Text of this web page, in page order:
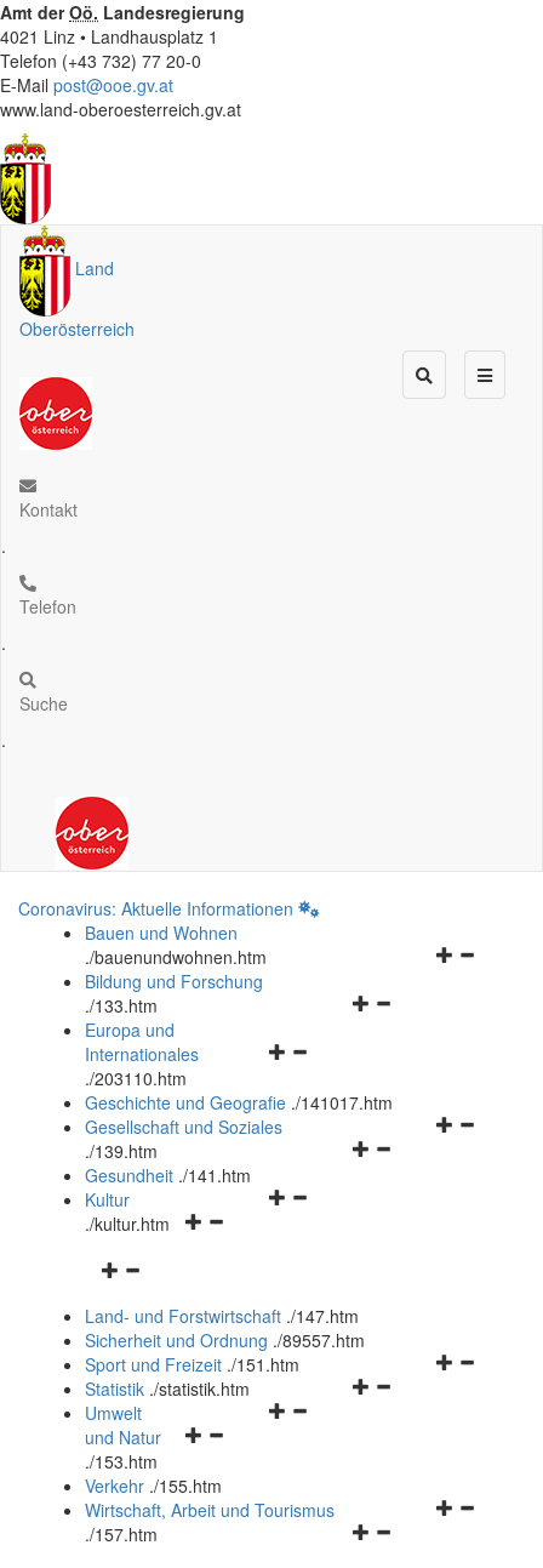
Amt derOö. Landesregierung
4021 Linz • Landhausplatz 1
Telefon (+43 732) 77 20-0
E-Mail post@ooe.gv.at
www.land-oberoesterreich.gv.at
Land
Oberösterreich
Kontakt
.
Telefon
.
Suche
.
Coronavirus: Aktuelle Informationen
Bauen und Wohnen
./bauenundwohnen.htm
Navigationsmenü
Bildung und Forschung
./133.htm
Navigationsmenü
und
schließen
Europa und
Internationales
./203110.htm
Geschichte und Geografie ./141017.htm
Navigationsmenü
Gesellschaft und Soziales
./139.htm
Navigationsmenü
Gesundheit ./141.htm
Navigationsmenü
Kultur
./kultur.htm
Navigationsmenü
und
schließen
Land- und Forstwirtschaft ./147.htm
Sicherheit und Ordnung ./89557.htm
Navigationsmenü
Sport und Freizeit ./151.htm
Navigationsmenü
Statistik ./statistik.htm
Navigationsmenü
und
schließen
Umwelt
und Natur
./153.htm
Verkehr ./155.htm
Navigationsmenü
Wirtschaft, Arbeit und Tourismus
./157.htm